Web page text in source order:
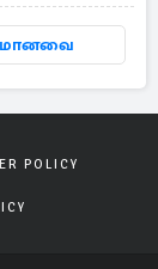
POLICY